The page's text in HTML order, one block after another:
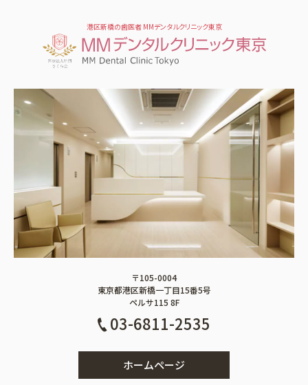
港区新橋の歯医者 MMデンタルクリニック東京
〒105-0004
東京都港区新橋一丁目15番5号
ペルサ115 8F
03-6811-2535
ホームページ